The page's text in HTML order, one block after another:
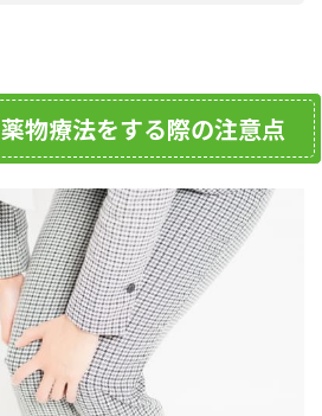
物療法をする際の注意点